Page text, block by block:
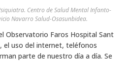
de Salud Mental Infanto-
Navarro Salud-Osasunbidea.
Observatorio Faros Hospital Sant
el uso del internet, teléfonos
parte de nuestro día a día. Se